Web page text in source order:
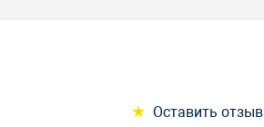
★ Оставить отзыв